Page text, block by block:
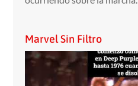
Marvel Sin Filtro